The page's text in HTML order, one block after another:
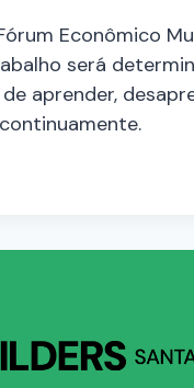
Econômico
será
aprender,